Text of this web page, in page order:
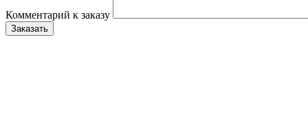
Комментарий к заказу